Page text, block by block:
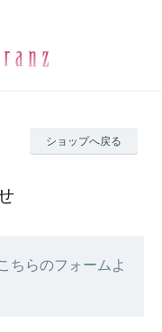
ショップへ戻る
ちらのフォームよ